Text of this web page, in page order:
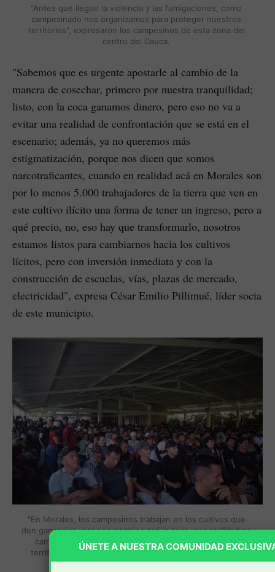
"Antes que llegue la violencia y las fumigaciones, como
campesinado nos organizamos para proteger nuestros
territorios", expresaron los campesinos de esta zona del
centro del Cauca.
"Sabemos que es urgente apostarle al cambio de la
manera de cosechar, primero por nuestra tranquilidad;
listo, con la coca ganamos dinero, pero eso no va a
evitar una realidad de confrontación que se está en el
escenario; además, ya no queremos más
estigmatización, porque nos dicen que somos
narcotraficantes, cuando en realidad acá en Morales son
por lo menos 5.000 trabajadores de la tierra que ven en
este cultivo ilícito una forma de tener un ingreso, pero a
qué precio, no, eso hay que transformarlo, nosotros
estamos listos para cambiarnos hacia los cultivos
lícitos, pero con inversión inmediata y con la
construcción de escuelas, vías, plazas de mercado,
electricidad", expresa César Emilio Pillimué, líder socia
de este municipio.
"En Morales, los campesinos trabajan en los cultivos que
den ganancias, por eso germina acá la coca, esa realidad se
cambia si el gobierno invierte realmente en nuestros
territorios", expresaron las comunidades esta parte del
Centro del Cauca.
ÚNETE A NUESTRA COMUNIDAD